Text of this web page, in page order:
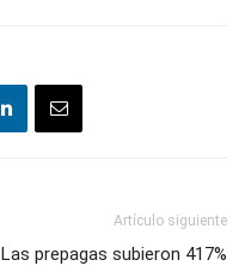
Artículo siguiente
Las prepagas subieron 417%